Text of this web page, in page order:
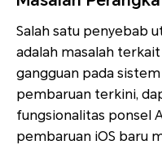
Salah satu penyebab
adalah masalah
gangguan pada
pembaruan terkini,
fungsionalitas ponsel
pembaruan iOS baru